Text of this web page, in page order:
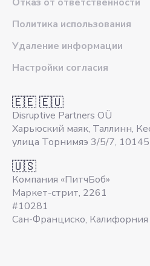
Политика использования
Удаление информации
Настройки согласия
🇪🇪 🇪🇺
Disruptive Partners OÜ
Харьюский маяк, Таллинн,
улица Торнимяэ 3/5/7, 10145
🇺🇸
Компания «ПитчБоб»
Маркет-стрит, 2261
#10281
Сан-Франциско,